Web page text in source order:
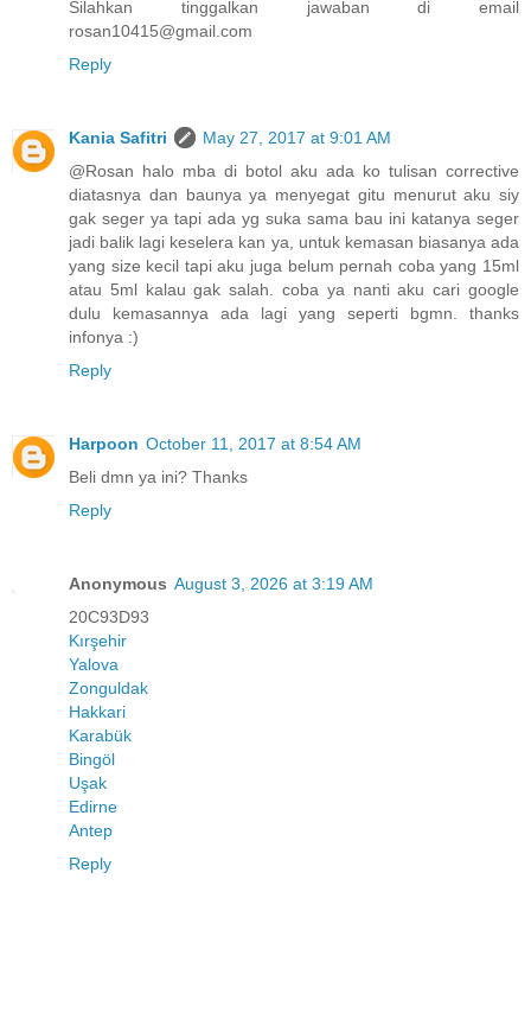
Silahkan tinggalkan jawaban di email
rosan10415@gmail.com
Reply
Kania Safitri
May 27, 2017 at 9:01 AM
@Rosan halo mba di botol aku ada ko tulisan corrective
diatasnya dan baunya ya menyegat gitu menurut aku siy
gak seger ya tapi ada yg suka sama bau ini katanya seger
jadi balik lagi keselera kan ya, untuk kemasan biasanya ada
yang size kecil tapi aku juga belum pernah coba yang 15ml
atau 5ml kalau gak salah. coba ya nanti aku cari google
dulu kemasannya ada lagi yang seperti bgmn. thanks
infonya :)
Reply
Harpoon October 11, 2017 at 8:54 AM
Beli dmn ya ini? Thanks
Reply
Anonymous August 3, 2026 at 3:19 AM
20C93D93
Kırşehir
Yalova
Zonguldak
Hakkari
Karabük
Bingöl
Uşak
Edirne
Antep
Reply